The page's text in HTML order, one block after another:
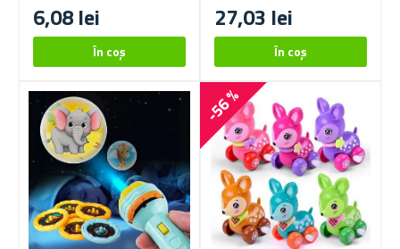
6,08 lei 27,03 lei
-56 %